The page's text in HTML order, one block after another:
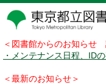
＜図書館からのお知らせ
・メンテナンス日程、ID
＜最新のお知らせ＞